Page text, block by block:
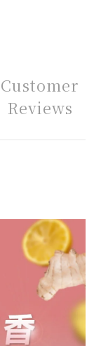
Customer
Reviews